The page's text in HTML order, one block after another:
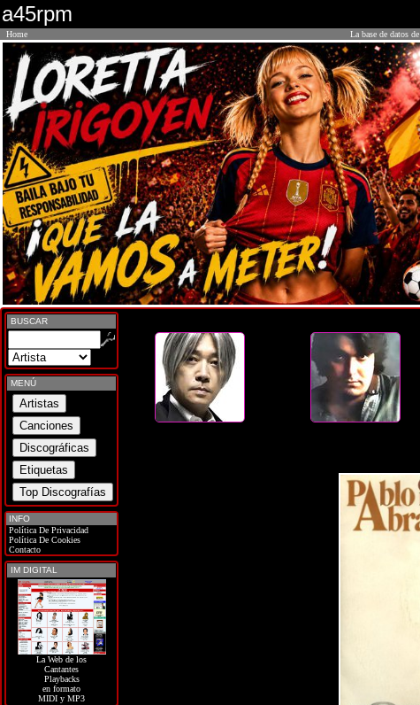
a45rpm
Home La base de datos
BUSCAR
MENÚ
INFO
Política De Privacidad
Política De Cookies
Contacto
IM DIGITAL
La Web de los
Cantantes
Playbacks
en formato
MIDI y MP3